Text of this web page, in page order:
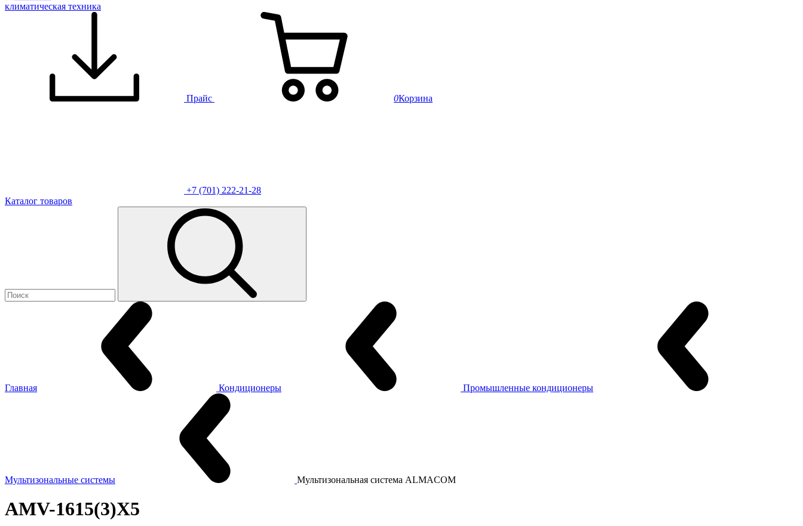
климатическая техника
Прайс 0Корзина
+7 (701) 222-21-28
Каталог товаров
Главная Кондиционеры Промышленные кондиционеры
Мультизональные системы Мультизональная система ALMACOM
AMV-1615(3)X5